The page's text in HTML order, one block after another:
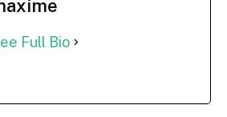
Full Bio